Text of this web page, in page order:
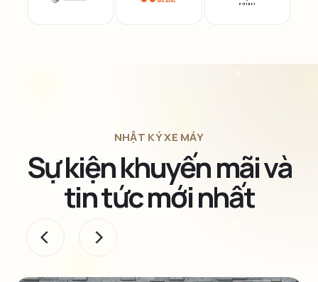
NHẬT KÝ XE MÁY
Sự kiện khuyến mãi và
tin tức mới nhất